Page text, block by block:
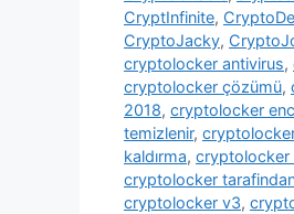
CryptInfinite,
CryptoJacky,
cryptolocker antivirus,
cryptolocker çözümü,
2018, cryptolocker
temizlenir,
kaldırma, cryptolocker
cryptolocker
cryptolocker v3,